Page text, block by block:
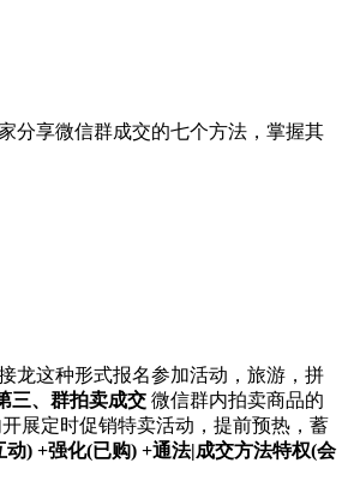
分享微信群成交的七个方法，掌握其
龙这种形式报名参加活动，旅游，拼
三、群拍卖成交 微信群内拍卖商品的
展定时促销特卖活动，提前预热，蓄
) +强化(已购) +通法|成交方法特权(会